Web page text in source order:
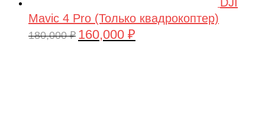
Mavic 4 Pro (Только квадрокоптер)
180,000₽ Первоначальная
160,000 ₽